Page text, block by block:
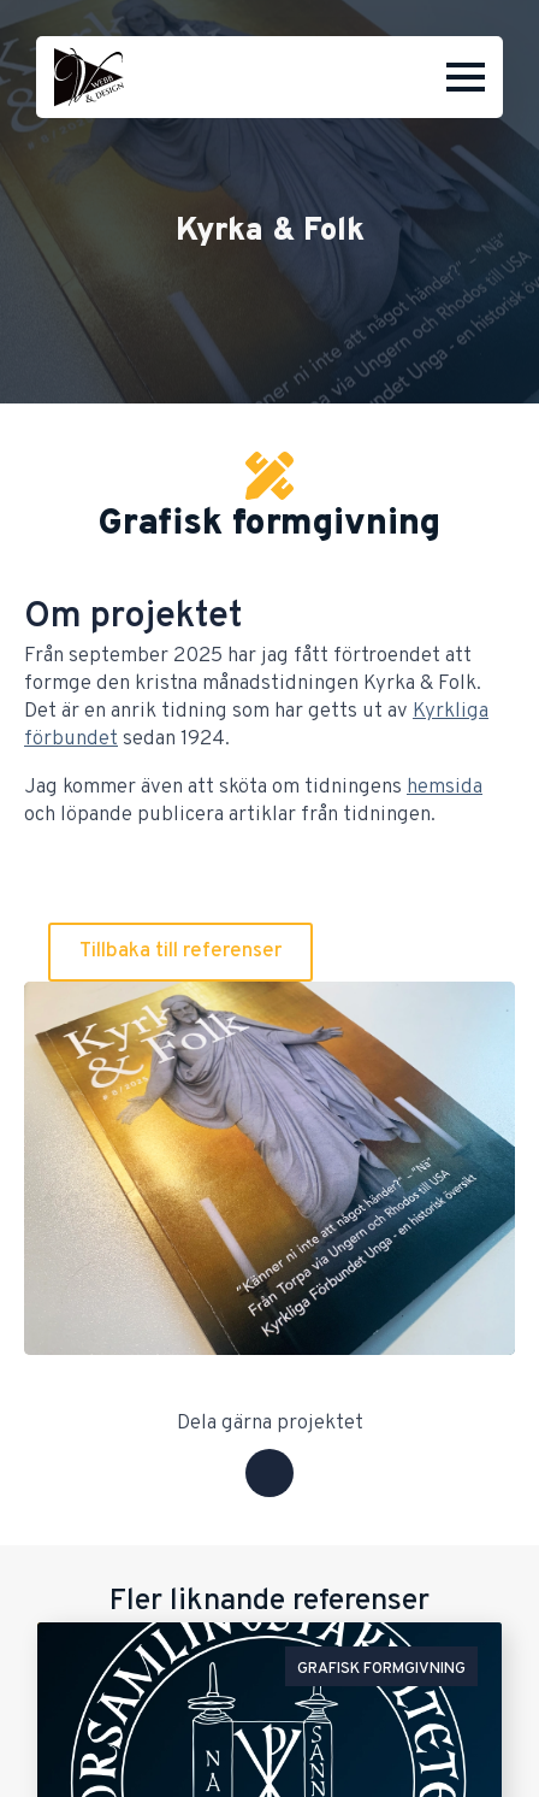
Kyrka & Folk
Grafisk formgivning
Om projektet
Från september 2025 har jag fått förtroendet att
formge den kristna månadstidningen Kyrka & Folk.
Det är en anrik tidning som har getts ut av Kyrkliga
förbundetsedan 1924.
Jag kommer även att sköta om tidningens hemsida
och löpande publicera artiklar från tidningen.
Tillbaka till referenser
Dela gärna projektet
Fler liknande referenser
GRAFISK FORMGIVNING